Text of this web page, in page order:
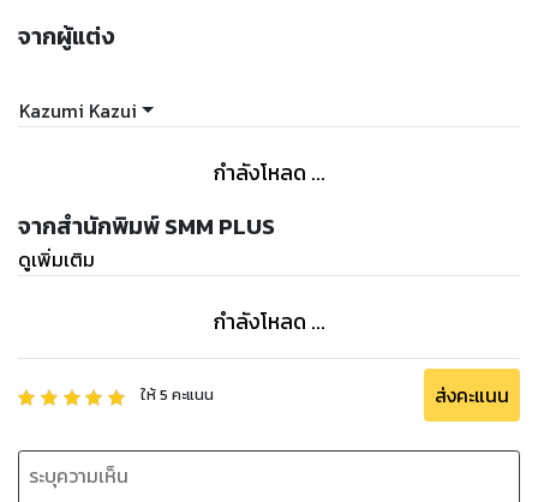
จากผู้แต่ง
Kazumi Kazui
กำลังโหลด ...
จากสำนักพิมพ์ SMM PLUS
ดูเพิ่มเติม
กำลังโหลด ...
ให้5 คะแนน ส่งคะแนน